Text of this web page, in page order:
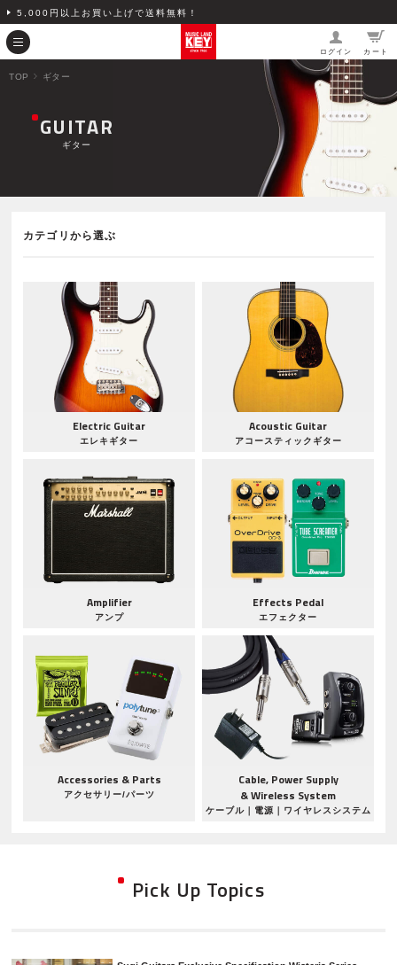
5,000円以上お買い上げで送料無料！
ログイン カート
TOP ギター
GUITAR
ギター
カテゴリから選ぶ
Electric Guitar
エレキギター
Acoustic Guitar
アコースティックギター
Amplifier
アンプ
Effects Pedal
エフェクター
Accessories & Parts
アクセサリー/パーツ
Cable, Power Supply
& Wireless System
ケーブル｜電源｜ワイヤレスシステム
Pick Up Topics